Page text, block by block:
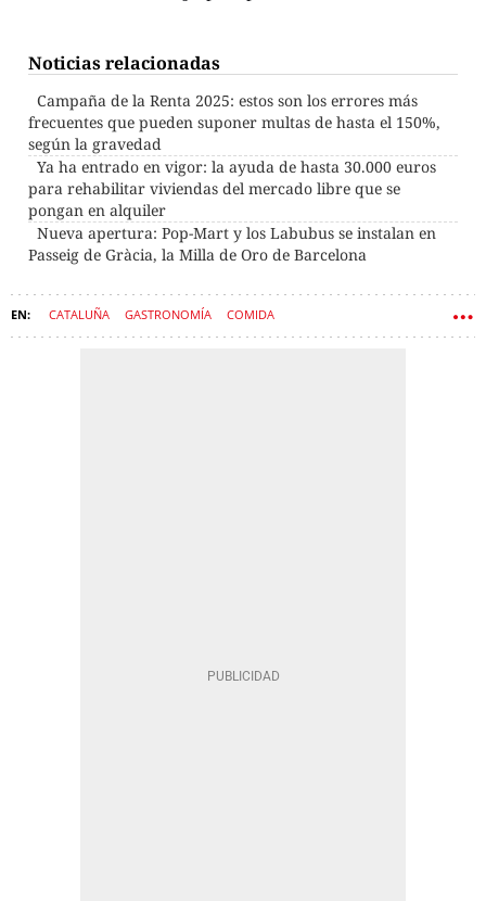
Noticias relacionadas
Campaña de la Renta 2025: estos son los errores más
frecuentes que pueden suponer multas de hasta el 150%,
según la gravedad
Ya ha entrado en vigor: la ayuda de hasta 30.000 euros
para rehabilitar viviendas del mercado libre que se
pongan en alquiler
Nueva apertura: Pop-Mart y los Labubus se instalan en
Passeig de Gràcia, la Milla de Oro de Barcelona
CATALUÑA GASTRONOMÍA COMIDA